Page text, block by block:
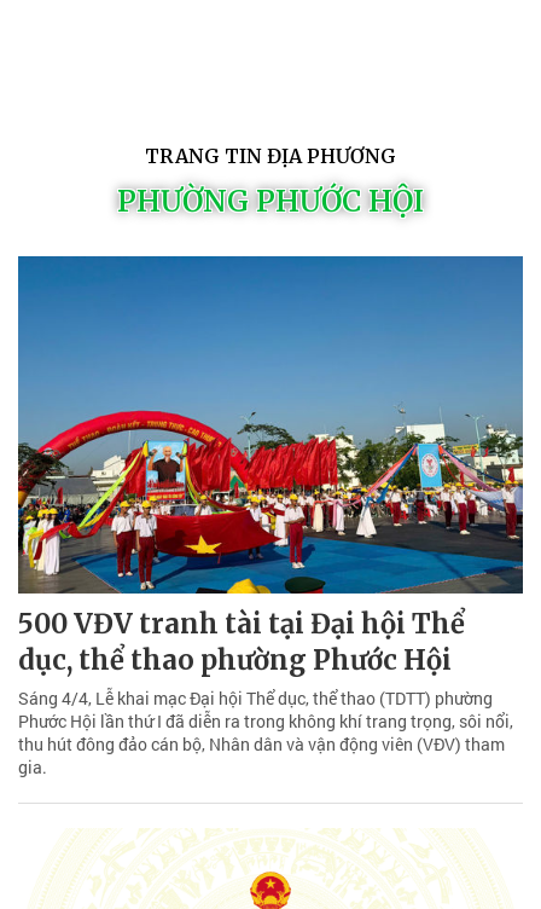
TRANG TIN ĐỊA PHƯƠNG
PHƯỜNG PHƯỚC HỘI
500 VĐV tranh tài tại Đại hội Thể
dục, thể thao phường Phước Hội
Sáng 4/4, Lễ khai mạc Đại hội Thể dục, thể thao (TDTT) phường
Phước Hội lần thứ I đã diễn ra trong không khí trang trọng, sôi nổi,
thu hút đông đảo cán bộ, Nhân dân và vận động viên (VĐV) tham
gia.